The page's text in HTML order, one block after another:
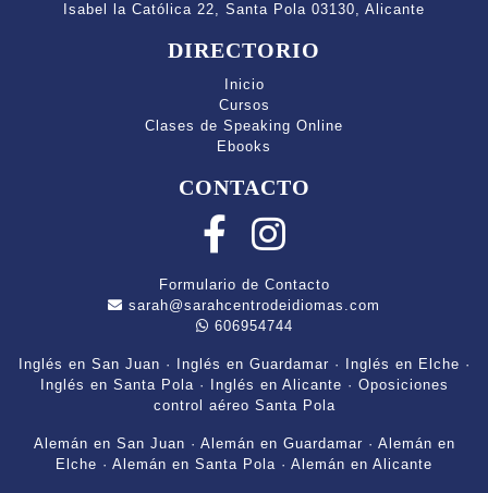
Isabel la Católica 22, Santa Pola 03130, Alicante
DIRECTORIO
Inicio
Cursos
Clases de Speaking Online
Ebooks
CONTACTO
Formulario de Contacto
sarah@sarahcentrodeidiomas.com
606954744
Inglés en San Juan · Inglés en Guardamar · Inglés en Elche ·
Inglés en Santa Pola· Inglés en Alicante · Oposiciones
control aéreo Santa Pola
Alemán en San Juan · Alemán en Guardamar · Alemán en
Elche · Alemán en Santa Pola · Alemán en Alicante